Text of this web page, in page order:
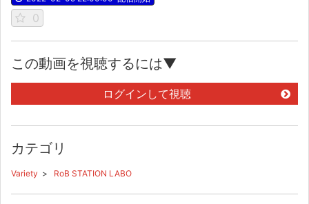
0
この動画を視聴するには▼
ログインして視聴
カテゴリ
Variety > RoB STATION LABO